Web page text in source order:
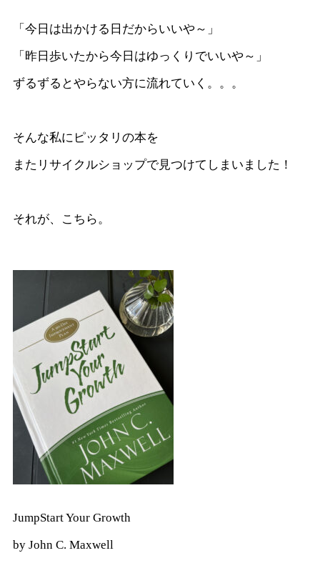
「今日は出かける日だからいいや～」
「昨日歩いたから今日はゆっくりでいいや～」
ずるずるとやらない方に流れていく。。。
そんな私にピッタリの本を
またリサイクルショップで見つけてしまいました！
それが、こちら。
JumpStart Your Growth
by John C. Maxwell